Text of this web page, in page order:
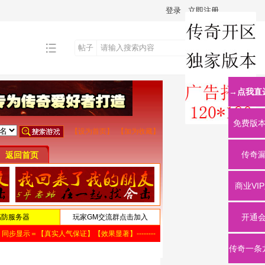
登录 立即注册
帖子
搜
索
→点我直
免费版
传奇
商业
开通
传奇一条